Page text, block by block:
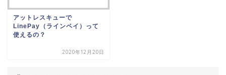
アットレスキューで
LinePay（ラインペイ）って
使えるの？
2020年12月20日